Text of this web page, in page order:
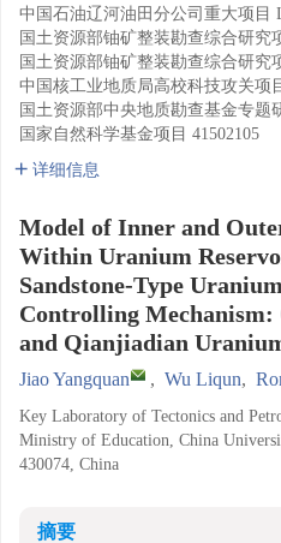
中国石油辽河油田分公司重大项目
国土资源部铀矿整装勘查综合研究
国土资源部铀矿整装勘查综合研究
中国核工业地质局高校科技攻关项
国土资源部中央地质勘查基金专题
国家自然科学基金项目 41502105
详细信息
Model of Inner and
Within Uranium
Sandstone-Type
Controlling Mechanism:
and Qianjiadian
Jiao Yangquan , Wu Liqun,
Key Laboratory of Tectonics and
Ministry of Education, China
430074, China
摘要